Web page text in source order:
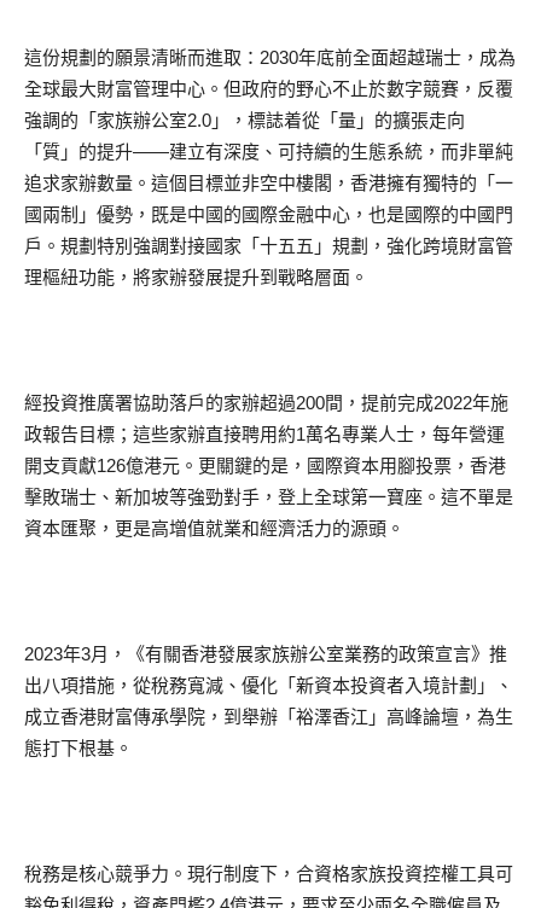
這份規劃的願景清晰而進取：2030年底前全面超越瑞士，成為
全球最大財富管理中心。但政府的野心不止於數字競賽，反覆
強調的「家族辦公室2.0」，標誌着從「量」的擴張走向
「質」的提升——建立有深度、可持續的生態系統，而非單純
追求家辦數量。這個目標並非空中樓閣，香港擁有獨特的「一
國兩制」優勢，既是中國的國際金融中心，也是國際的中國門
戶。規劃特別強調對接國家「十五五」規劃，強化跨境財富管
理樞紐功能，將家辦發展提升到戰略層面。
經投資推廣署協助落戶的家辦超過200間，提前完成2022年施
政報告目標；這些家辦直接聘用約1萬名專業人士，每年營運
開支貢獻126億港元。更關鍵的是，國際資本用腳投票，香港
擊敗瑞士、新加坡等強勁對手，登上全球第一寶座。這不單是
資本匯聚，更是高增值就業和經濟活力的源頭。
2023年3月，《有關香港發展家族辦公室業務的政策宣言》推
出八項措施，從稅務寬減、優化「新資本投資者入境計劃」、
成立香港財富傳承學院，到舉辦「裕澤香江」高峰論壇，為生
態打下根基。
稅務是核心競爭力。現行制度下，合資格家族投資控權工具可